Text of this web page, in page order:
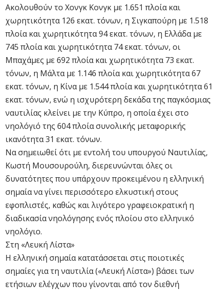
Ακολουθούν το Χονγκ Κονγκ με 1.651 πλοία και
χωρητικότητα 126 εκατ. τόνων, η Σιγκαπούρη με 1.518
πλοία και χωρητικότητα 94 εκατ. τόνων, η Ελλάδα με
745 πλοία και χωρητικότητα 74 εκατ. τόνων, οι
Μπαχάμες με 692 πλοία και χωρητικότητα 73 εκατ.
τόνων, η Μάλτα με 1.146 πλοία και χωρητικότητα 67
εκατ. τόνων, η Κίνα με 1.544 πλοία και χωρητικότητα 61
εκατ. τόνων, ενώ η ισχυρότερη δεκάδα της παγκόσμιας
ναυτιλίας κλείνει με την Κύπρο, η οποία έχει στο
νηολόγιό της 604 πλοία συνολικής μεταφορικής
ικανότητα 31 εκατ. τόνων.
Να σημειωθεί ότι με εντολή του υπουργού Ναυτιλίας,
Κωστή Μουσουρούλη, διερευνώνται όλες οι
δυνατότητες που υπάρχουν προκειμένου η ελληνική
σημαία να γίνει περισσότερο ελκυστική στους
εφοπλιστές, καθώς και λιγότερο γραφειοκρατική η
διαδικασία νηολόγησης ενός πλοίου στο ελληνικό
νηολόγιο.
Στη «Λευκή Λίστα»
Η ελληνική σημαία κατατάσσεται στις ποιοτικές
σημαίες για τη ναυτιλία («Λευκή Λίστα») βάσει των
ετήσιων ελέγχων που γίνονται από τον διεθνή